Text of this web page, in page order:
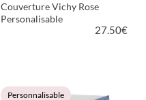
Couverture Vichy Rose
Personalisable
27.50€
VOIR LE PRODUIT
Personnalisable